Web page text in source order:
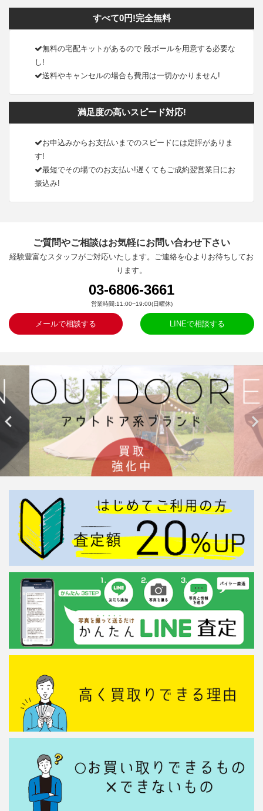
すべて0円!完全無料
無料の宅配キットがあるので 段ボールを用意する必要な
し!
送料やキャンセルの場合も費用は一切かかりません!
満足度の高いスピード対応!
お申込みからお支払いまでのスピードには定評がありま
す!
最短でその場でのお支払い!遅くてもご成約翌営業日にお
振込み!
ご質問やご相談はお気軽にお問い合わせ下さい
経験豊富なスタッフがご対応いたします。ご連絡を心よりお待ちしてお
ります。
03-6806-3661
営業時間:11:00~19:00(日曜休)
メールで相談する LINEで相談する
 